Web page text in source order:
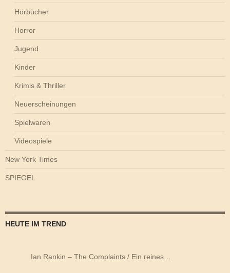
Hörbücher
Horror
Jugend
Kinder
Krimis & Thriller
Neuerscheinungen
Spielwaren
Videospiele
New York Times
SPIEGEL
HEUTE IM TREND
Ian Rankin – The Complaints / Ein reines…